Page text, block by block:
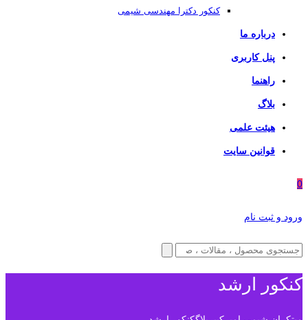
کنکور دکترا مهندسی شیمی
درباره ما
پنل کاربری
راهنما
بلاگ
هیئت علمی
قوانین سایت
0
ورود و ثبت نام
کنکور ارشد